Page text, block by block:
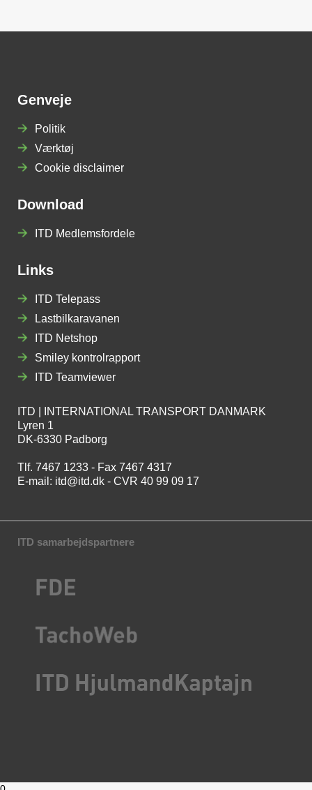
Genveje
Politik
Værktøj
Cookie disclaimer
Download
ITD Medlemsfordele
Links
ITD Telepass
Lastbilkaravanen
ITD Netshop
Smiley kontrolrapport
ITD Teamviewer
ITD | INTERNATIONAL TRANSPORT DANMARK
Lyren 1
DK-6330 Padborg
Tlf. 7467 1233 - Fax 7467 4317
E-mail: itd@itd.dk - CVR 40 99 09 17
ITD samarbejdspartnere